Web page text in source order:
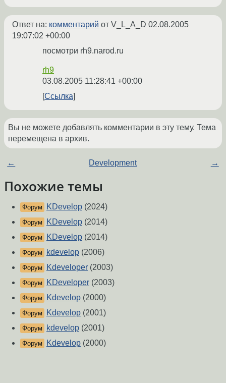
Ответ на: комментарий от V_L_A_D 02.08.2005
19:07:02 +00:00
посмотри rh9.narod.ru
rh9
03.08.2005 11:28:41 +00:00
Ссылка
Вы не можете добавлять комментарии в эту тему. Тема
перемещена в архив.
← Development →
Похожие темы
Форум KDevelop (2024)
Форум KDevelop (2014)
Форум KDevelop (2014)
Форум kdevelop (2006)
Форум Kdeveloper (2003)
Форум KDeveloper (2003)
Форум Kdevelop (2000)
Форум Kdevelop (2001)
Форум kdevelop (2001)
Форум Kdevelop (2000)